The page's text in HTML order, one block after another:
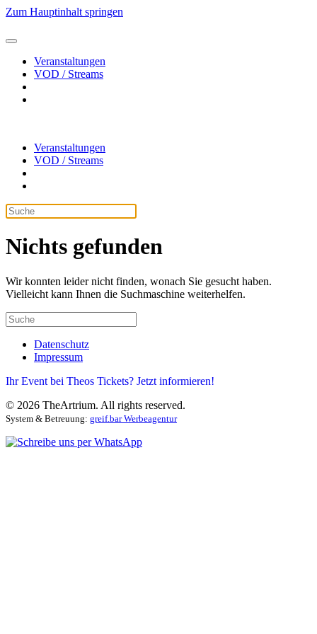
Zum Hauptinhalt springen
Veranstaltungen
VOD / Streams
Veranstaltungen
VOD / Streams
Nichts gefunden
Wir konnten leider nicht finden, wonach Sie gesucht haben.
Vielleicht kann Ihnen die Suchmaschine weiterhelfen.
Datenschutz
Impressum
Ihr Event bei Theos Tickets? Jetzt informieren!
© 2026 TheArtrium. All rights reserved.
System & Betreuung: greif.bar Werbeagentur